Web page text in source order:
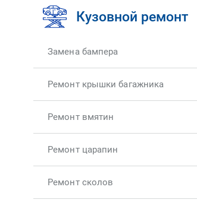
Кузовной ремонт
Замена бампера
Ремонт крышки багажника
Ремонт вмятин
Ремонт царапин
Ремонт сколов